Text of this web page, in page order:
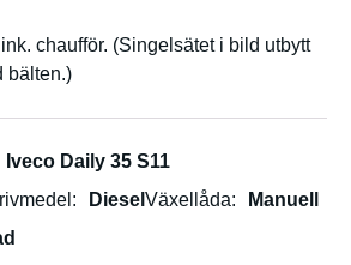
chaufför. (Singelsätet i bild utbytt
bälten.)
Iveco Daily 35 S11
Diesel Växellåda
Manuell